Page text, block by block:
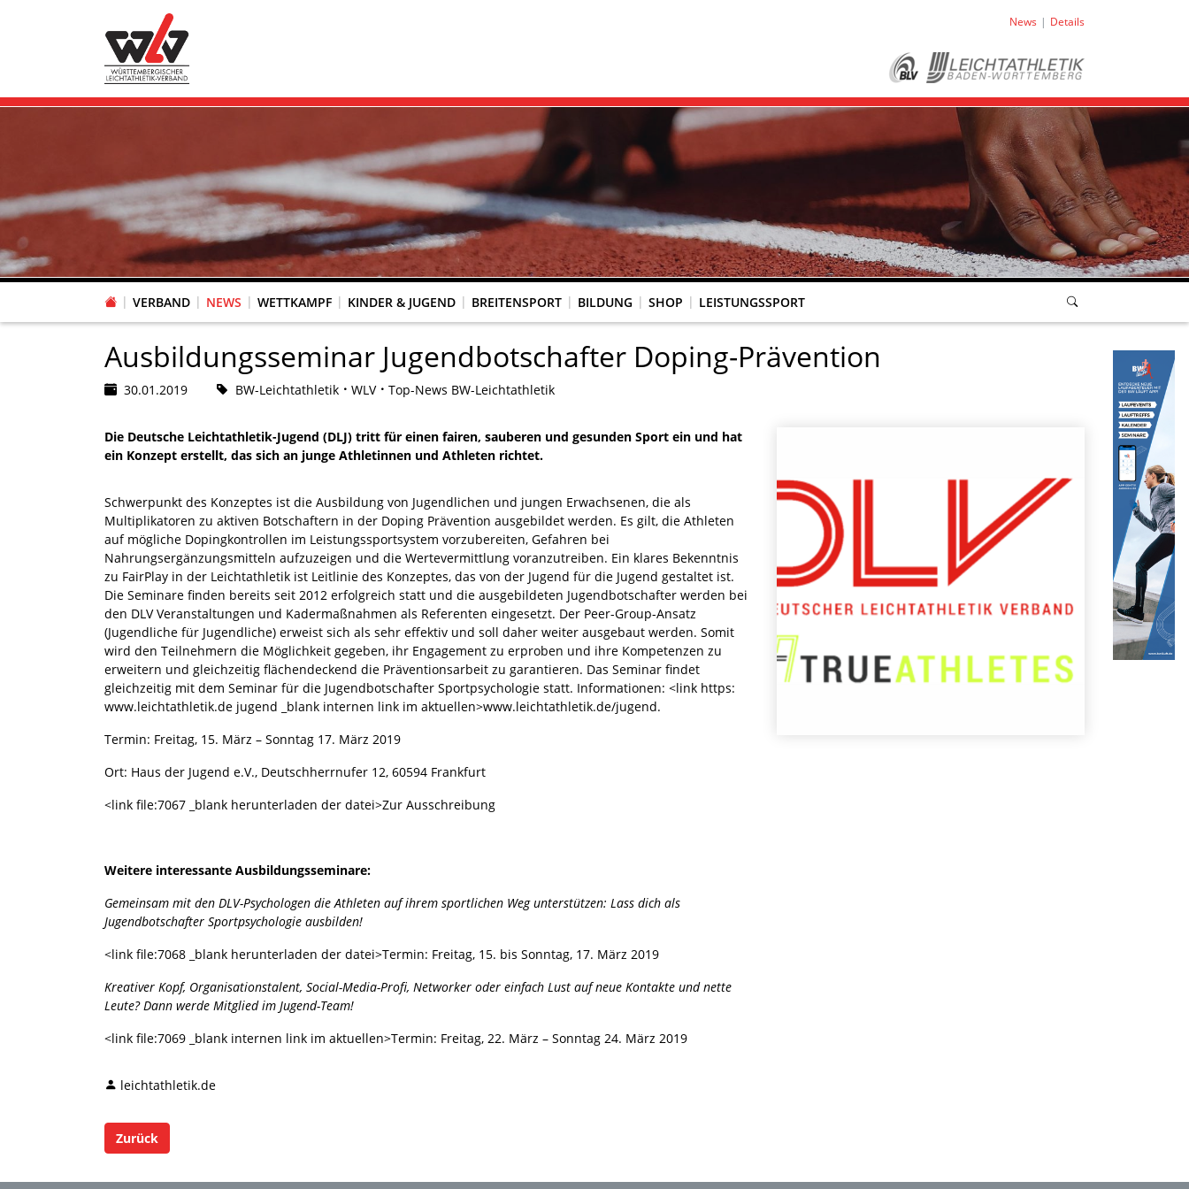
News Details
VERBAND NEWS WETTKAMPF KINDER & JUGEND BREITENSPORT BILDUNG SHOP LEISTUNGSSPORT
Ausbildungsseminar Jugendbotschafter Doping-Prävention
30.01.2019 BW-Leichtathletik WLV Top-News BW-Leichtathletik
Die Deutsche Leichtathletik-Jugend (DLJ) tritt für einen fairen, sauberen und gesunden Sport ein und hat
ein Konzept erstellt, das sich an junge Athletinnen und Athleten richtet.
Schwerpunkt des Konzeptes ist die Ausbildung von Jugendlichen und jungen Erwachsenen, die als
Multiplikatoren zu aktiven Botschaftern in der Doping Prävention ausgebildet werden. Es gilt, die Athleten
auf mögliche Dopingkontrollen im Leistungssportsystem vorzubereiten, Gefahren bei
Nahrungsergänzungsmitteln aufzuzeigen und die Wertevermittlung voranzutreiben. Ein klares Bekenntnis
zu FairPlay in der Leichtathletik ist Leitlinie des Konzeptes, das von der Jugend für die Jugend gestaltet ist.
Die Seminare finden bereits seit 2012 erfolgreich statt und die ausgebildeten Jugendbotschafter werden bei
den DLV Veranstaltungen und Kadermaßnahmen als Referenten eingesetzt. Der Peer-Group-Ansatz
(Jugendliche für Jugendliche) erweist sich als sehr effektiv und soll daher weiter ausgebaut werden. Somit
wird den Teilnehmern die Möglichkeit gegeben, ihr Engagement zu erproben und ihre Kompetenzen zu
erweitern und gleichzeitig flächendeckend die Präventionsarbeit zu garantieren. Das Seminar findet
gleichzeitig mit dem Seminar für die Jugendbotschafter Sportpsychologie statt. Informationen: <link https:
www.leichtathletik.de jugend _blank internen link im aktuellen>www.leichtathletik.de/jugend.
Termin: Freitag, 15. März – Sonntag 17. März 2019
Ort: Haus der Jugend e.V., Deutschherrnufer 12, 60594 Frankfurt
<link file:7067 _blank herunterladen der datei>Zur Ausschreibung
Weitere interessante Ausbildungsseminare:
Gemeinsam mit den DLV-Psychologen die Athleten auf ihrem sportlichen Weg unterstützen: Lass dich als
Jugendbotschafter Sportpsychologie ausbilden!
<link file:7068 _blank herunterladen der datei>Termin: Freitag, 15. bis Sonntag, 17. März 2019
Kreativer Kopf, Organisationstalent, Social-Media-Profi, Networker oder einfach Lust auf neue Kontakte und nette
Leute? Dann werde Mitglied im Jugend-Team!
<link file:7069 _blank internen link im aktuellen>Termin: Freitag, 22. März – Sonntag 24. März 2019
leichtathletik.de
Zurück